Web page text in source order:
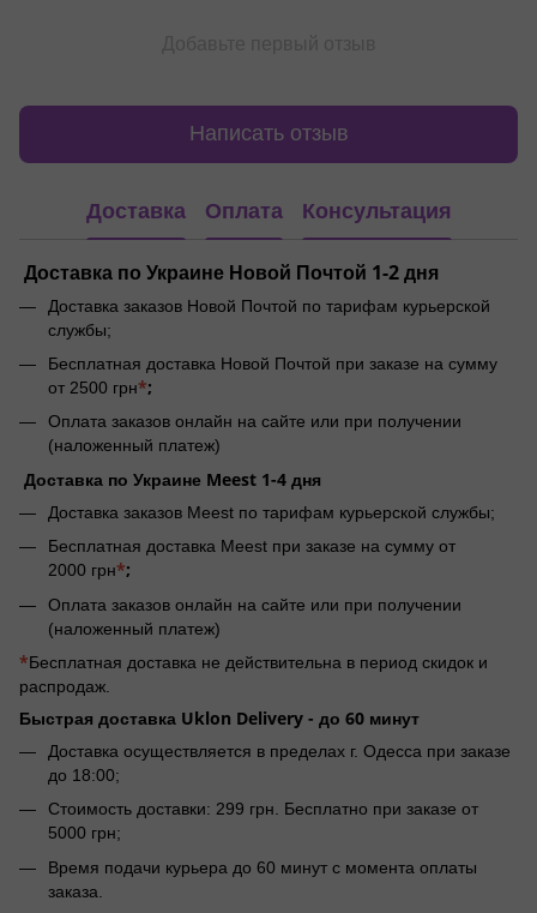
Написать отзыв
Доставка Оплата Консультация
Доставка по Украине Новой Почтой 1-2 дня
Доставка заказов Новой Почтой по тарифам курьерской
службы;
Бесплатная доставка Новой Почтой при заказе на сумму
от 2500 грн*;
Оплата заказов онлайн на сайте или при получении
(наложенный платеж)
Доставка по Украине Meest 1-4 дня
Доставка заказов Meest по тарифам курьерской службы;
Бесплатная доставка Meest при заказе на сумму от
2000 грн*;
Оплата заказов онлайн на сайте или при получении
(наложенный платеж)
*Бесплатная доставка не действительна в период скидок и
распродаж.
Быстрая доставка Uklon Delivery - до 60 минут
Доставка осуществляется в пределах г. Одесса при заказе
до 18:00;
Стоимость доставки: 299 грн. Бесплатно при заказе от
5000 грн;
Время подачи курьера до 60 минут с момента оплаты
заказа.